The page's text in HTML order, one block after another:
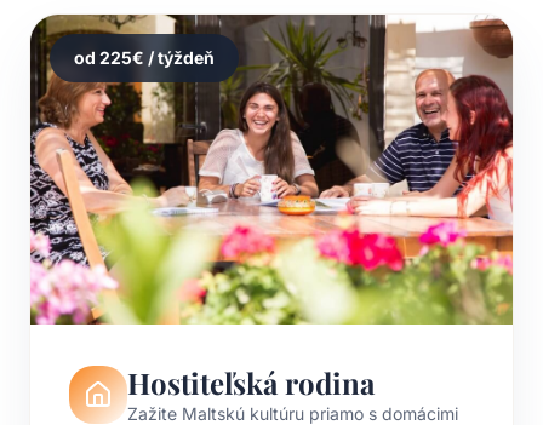
od 225€ / týždeň
Hostiteľská rodina
Zažite Maltskú kultúru priamo s domácimi